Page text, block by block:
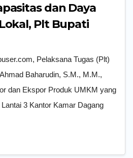
dan Daya
Plt Bupati
Seminar Impor
UMKM
Pelaksana Tugas (Plt)
Baharudin, S.M., M.M.,
dan Ekspor Produk UMKM yang
3 Kantor Kamar Dagang